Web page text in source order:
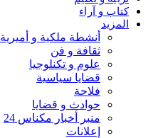
كتاب و آراء
المزيد
أنشطة ملكية و أميرية
ثقافة و فن
علوم و تكنلوجيا
قضايا سياسية
فلاحة
حوادث و قضايا
منبر أخبار مكناس 24
إعلانات